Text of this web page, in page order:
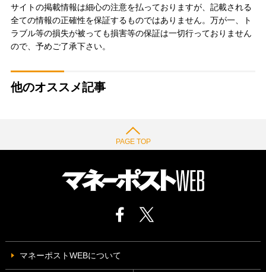
サイトの掲載情報は細心の注意を払っておりますが、記載される
全ての情報の正確性を保証するものではありません。万が一、ト
ラブル等の損失が被っても損害等の保証は一切行っておりません
ので、予めご了承下さい。
他のオススメ記事
PAGE TOP
マネーポストWEBについて